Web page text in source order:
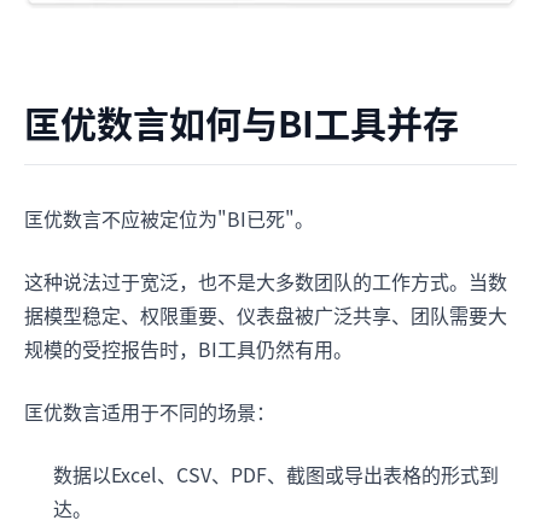
匡优数言如何与BI工具并存
匡优数言不应被定位为"BI已死"。
这种说法过于宽泛，也不是大多数团队的工作方式。当数
据模型稳定、权限重要、仪表盘被广泛共享、团队需要大
规模的受控报告时，BI工具仍然有用。
匡优数言适用于不同的场景：
数据以Excel、CSV、PDF、截图或导出表格的形式到
达。